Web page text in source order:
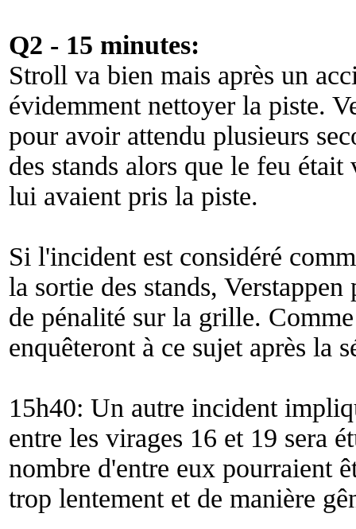
Q2 - 15 minutes:
Stroll va bien mais après un
évidemment nettoyer la piste.
pour avoir attendu plusieurs
des stands alors que le feu
lui avaient pris la piste.
Si l'incident est considéré
la sortie des stands,
de pénalité sur la grille.
enquêteront à ce sujet après la
15h40: Un autre incident
entre les virages 16 et 19 sera
nombre d'entre eux pourraient
trop lentement et de manière